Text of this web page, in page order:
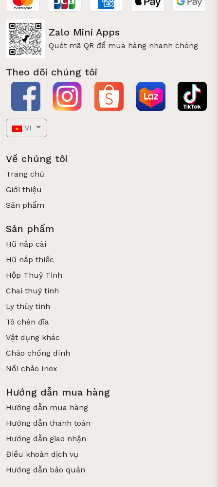
Zalo Mini Apps
Quét mã QR để mua hàng nhanh chóng
Theo dõi chúng tôi
VI
Về chúng tôi
Trang chủ
Giới thiệu
Sản phẩm
Sản phẩm
Hũ nắp cài
Hũ nắp thiếc
Hộp Thuỷ Tinh
Chai thuỷ tinh
Ly thủy tinh
Tô chén đĩa
Vật dụng khác
Chảo chống dính
Nồi chảo Inox
Hướng dẫn mua hàng
Hướng dẫn mua hàng
Hướng dẫn thanh toán
Hướng dẫn giao nhận
Điều khoản dịch vụ
Hướng dẫn bảo quản